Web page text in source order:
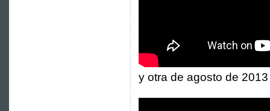
y otra de agosto de 2013